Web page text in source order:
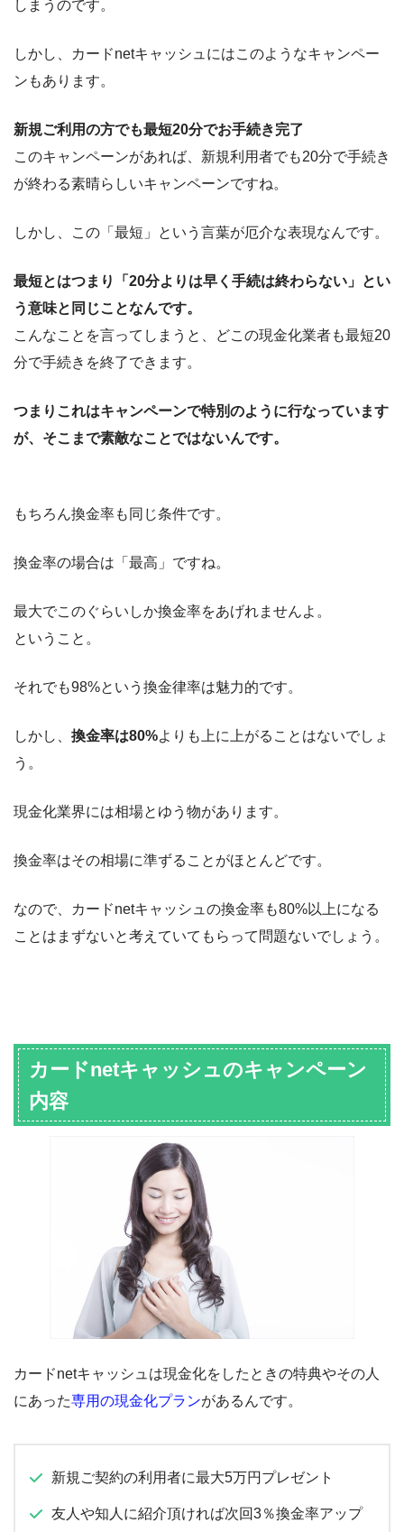
しまうのです。
しかし、カードnetキャッシュにはこのようなキャンペー
ンもあります。
新規ご利用の方でも最短20分でお手続き完了
このキャンペーンがあれば、新規利用者でも20分で手続き
が終わる素晴らしいキャンペーンですね。
しかし、この「最短」という言葉が厄介な表現なんです。
最短とはつまり「20分よりは早く手続は終わらない」とい
う意味と同じことなんです。
こんなことを言ってしまうと、どこの現金化業者も最短20
分で手続きを終了できます。
つまりこれはキャンペーンで特別のように行なっています
が、そこまで素敵なことではないんです。
もちろん換金率も同じ条件です。
換金率の場合は「最高」ですね。
最大でこのぐらいしか換金率をあげれませんよ。
ということ。
それでも98%という換金律率は魅力的です。
しかし、 換金率は80%よりも上に上がることはないでしょ
う。
現金化業界には相場とゆう物があります。
換金率はその相場に準ずることがほとんどです。
なので、カードnetキャッシュの換金率も80%以上になる
ことはまずないと考えていてもらって問題ないでしょう。
カードnetキャッシュのキャンペーン
内容
カードnetキャッシュは現金化をしたときの特典やその人
にあった専用の現金化プランがあるんです。
新規ご契約の利用者に最大5万円プレゼント
友人や知人に紹介頂ければ次回3％換金率アップ